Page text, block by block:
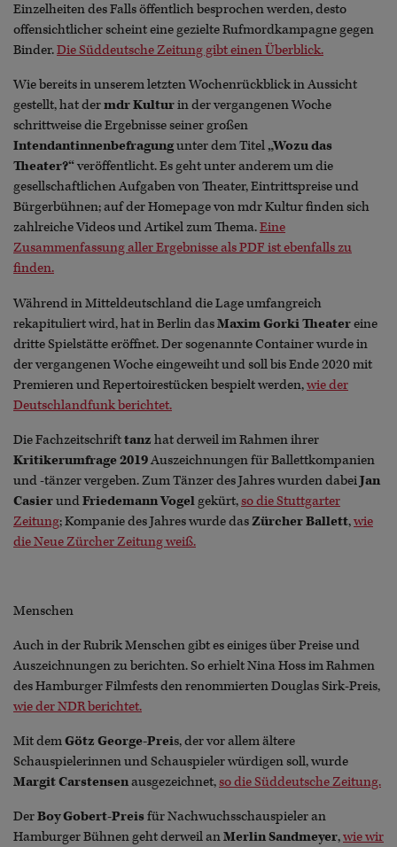
Einzelheiten des Falls öffentlich besprochen werden, desto
offensichtlicher scheint eine gezielte Rufmordkampagne gegen
Binder.Die Süddeutsche Zeitung gibt einen Überblick.
Wie bereits in unserem letzten Wochenrückblick in Aussicht
gestellt, hat dermdr Kulturin der vergangenen Woche
schrittweise die Ergebnisse seiner großen
Intendantinnenbefragungunter dem Titel„Wozu das
Theater?“veröffentlicht. Es geht unter anderem um die
gesellschaftlichen Aufgaben von Theater, Eintrittspreise und
Bürgerbühnen; auf der Homepage von mdr Kultur finden sich
zahlreiche Videos und Artikel zum Thema.Eine
Zusammenfassung aller Ergebnisse als PDF ist ebenfalls zu
finden.
Während in Mitteldeutschland die Lage umfangreich
rekapituliert wird, hat in Berlin dasMaxim Gorki Theatereine
dritte Spielstätte eröffnet. Der sogenannte Container wurde in
der vergangenen Woche eingeweiht und soll bis Ende 2020 mit
Premieren und Repertoirestücken bespielt werden,wie der
Deutschlandfunk berichtet.
Die Fachzeitschrifttanz hat derweil im Rahmen ihrer
Kritikerumfrage 2019Auszeichnungen für Ballettkompanien
und -tänzer vergeben. Zum Tänzer des Jahres wurden dabeiJan
CasierundFriedemann Vogelgekürt,so die Stuttgarter
Zeitung; Kompanie des Jahres wurde dasZürcher Ballett,wie
die Neue Zürcher Zeitung weiß.
Menschen
Auch in der Rubrik Menschen gibt es einiges über Preise und
Auszeichnungen zu berichten. So erhielt Nina Hoss im Rahmen
des Hamburger Filmfests den renommierten Douglas Sirk-Preis,
wie der NDR berichtet.
Mit demGötz George-Preis, der vor allem ältere
Schauspielerinnen und Schauspieler würdigen soll, wurde
Margit Carstensenausgezeichnet,so die Süddeutsche Zeitung.
DerBoy Gobert-Preisfür Nachwuchsschauspieler an
Hamburger Bühnen geht derweil anMerlin Sandmeyer,wie wir